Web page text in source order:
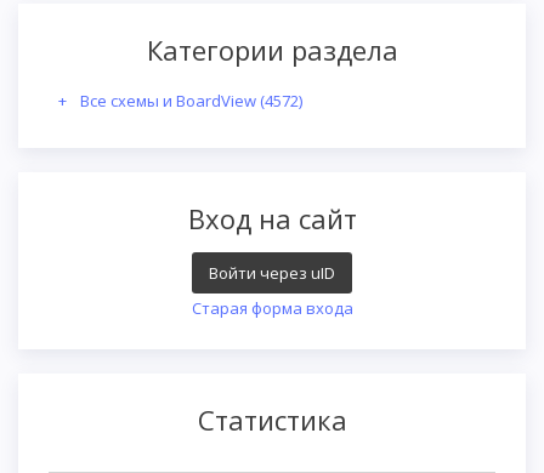
Категории раздела
Все схемы и BoardView (4572)
Вход на сайт
Войти через uID
Старая форма входа
Статистика